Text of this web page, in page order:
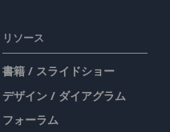
リソース
書籍 / スライドショー
デザイン / ダイアグラム
フォーラム